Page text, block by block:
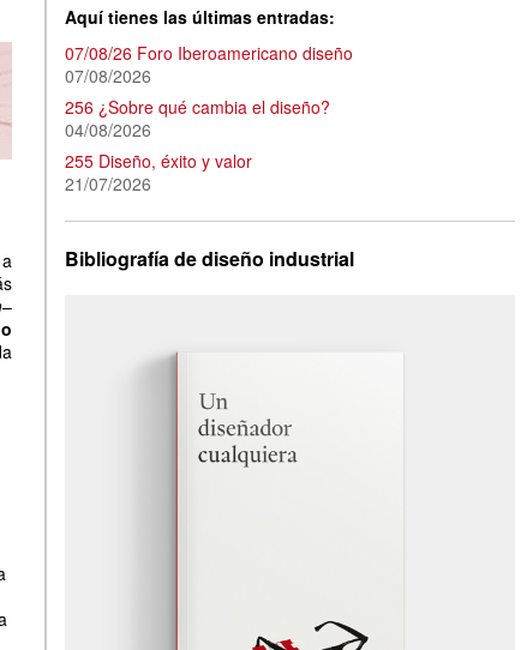
–
Aquí tienes las últimas entradas:
07/08/26 Foro Iberoamericano diseño
07/08/2026
256 ¿Sobre qué cambia el diseño?
04/08/2026
255 Diseño, éxito y valor
21/07/2026
Bibliografía de diseño industrial